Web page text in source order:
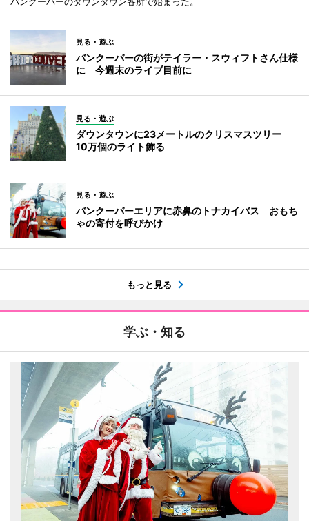
見る・遊ぶ
バンクーバーの街がテイラー・スウィフトさん仕様
に 今週末のライブ目前に
見る・遊ぶ
ダウンタウンに23メートルのクリスマスツリー
10万個のライト飾る
見る・遊ぶ
バンクーバーエリアに赤鼻のトナカイバス おもち
ゃの寄付を呼びかけ
もっと見る
学ぶ・知る